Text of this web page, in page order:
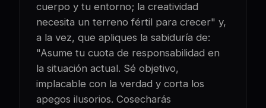
cuerpo y tu entorno; la creatividad
necesita un terreno fértil para crecer" y,
a la vez, que apliques la sabiduría de:
"Asume tu cuota de responsabilidad en
la situación actual. Sé objetivo,
implacable con la verdad y corta los
apegos ilusorios. Cosecharás